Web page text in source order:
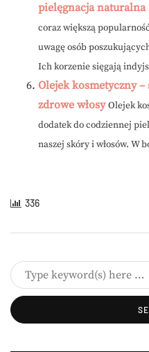
pielęgnacja naturalna
coraz większą
uwagę osób
Ich korzenie sięgają
Olejek kosmetyczny
zdrowe włosy Olejek
dodatek do codziennej
naszej skóry i włosów. W
336